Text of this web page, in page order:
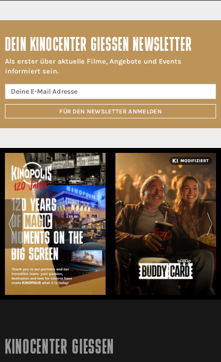
DEIN KINOCENTER GIESSEN NEWSLETTER
Als erster über aktuelle Filme, Angebote und Events
informiert sein.
FÜR DEN NEWSLETTER ANMELDEN
KINOCENTER GIESSEN